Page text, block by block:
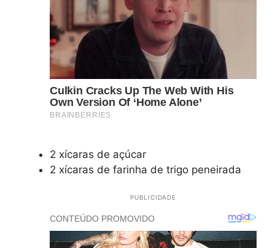
2 xícaras de açúcar
2 xícaras de farinha de trigo peneirada
PUBLICIDADE